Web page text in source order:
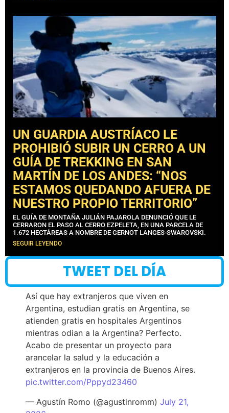
UN GUARDIA AUSTRÍACO LE
PROHIBIÓ SUBIR UN CERRO A UN
GUÍA DE TREKKING EN SAN
MARTÍN DE LOS ANDES: “NOS
ESTAMOS QUEDANDO AFUERA DE
NUESTRO PROPIO TERRITORIO”
EL GUÍA DE MONTAÑA JULIÁN PAJAROLA DENUNCIÓ QUE LE
CERRARON EL PASO AL CERRO EZPELETA, EN UNA PARCELA DE
1.672 HECTÁREAS A NOMBRE DE GERNOT LANGES-SWAROVSKI.
SEGUIR LEYENDO
TWEET DEL DÍA
Así que hay extranjeros que viven en
Argentina, estudian gratis en Argentina, se
atienden gratis en hospitales Argentinos
mientras odian a la Argentina? Perfecto.
Acabo de presentar un proyecto para
arancelar la salud y la educación a
extranjeros en la provincia de Buenos Aires.
pic.twitter.com/Pppyd23460
— Agustín Romo (@agustinromm) July 21,